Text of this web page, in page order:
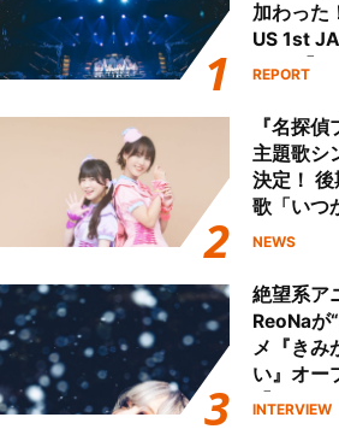
加わった
US 1st
Final「
ート!!
REPORT
『名探
主題歌シ
決定！
歌「いつ
える」TV
NEWS
絶望系ア
ReoNaが
メ『きみ
い』オー
「Amore
INTERVIEW